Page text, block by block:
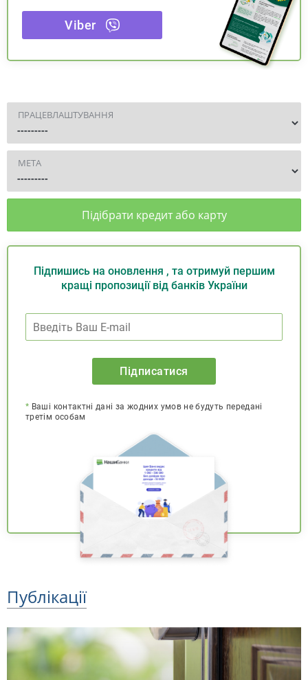
Viber
ПРАЦЕВЛАШТУВАННЯ
МЕТА
Підібрати кредит або карту
Підпишись на оновлення , та отримуй першим
кращі пропозиції від банків України
Підписатися
* Ваші контактні дані за жодних умов не будуть передані
третім особам
Публікації